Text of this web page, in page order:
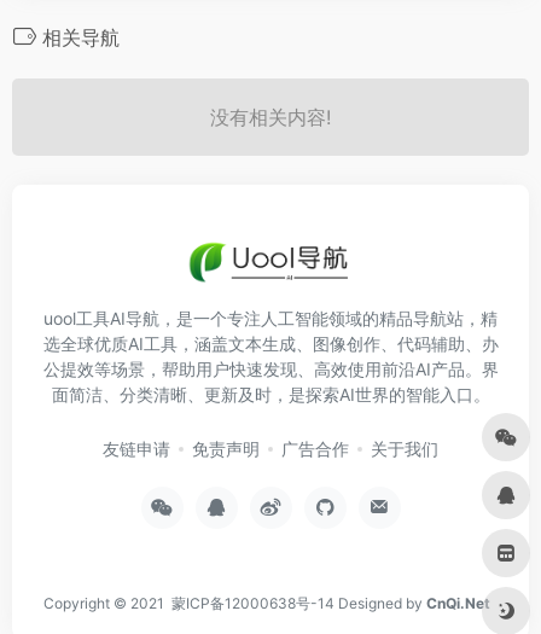
相关导航
没有相关内容!
uool工具AI导航，是一个专注人工智能领域的精品导航站，精
选全球优质AI工具，涵盖文本生成、图像创作、代码辅助、办
公提效等场景，帮助用户快速发现、高效使用前沿AI产品。界
面简洁、分类清晰、更新及时，是探索AI世界的智能入口。
友链申请 免责声明 广告合作 关于我们
Copyright © 2021 蒙ICP备12000638号-14 Designed by CnQi.Net